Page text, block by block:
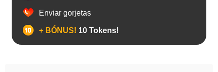
Enviar gorjetas
+ BÓNUS! 10 Tokens!